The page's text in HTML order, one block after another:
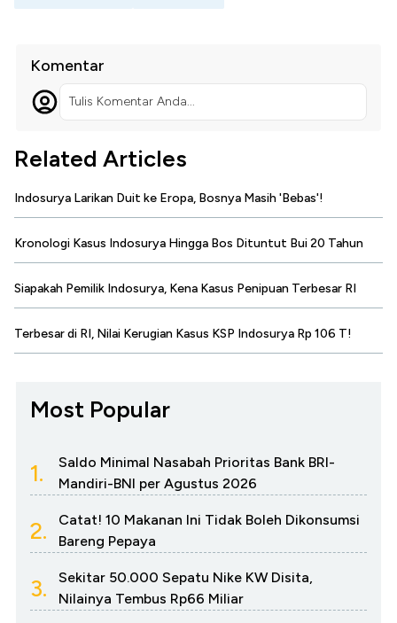
Komentar
Tulis Komentar Anda...
Related Articles
Indosurya Larikan Duit ke Eropa, Bosnya Masih 'Bebas'!
Kronologi Kasus Indosurya Hingga Bos Dituntut Bui 20 Tahun
Siapakah Pemilik Indosurya, Kena Kasus Penipuan Terbesar RI
Terbesar di RI, Nilai Kerugian Kasus KSP Indosurya Rp 106 T!
Most Popular
1.
Saldo Minimal Nasabah Prioritas Bank BRI-
Mandiri-BNI per Agustus 2026
2.
Catat! 10 Makanan Ini Tidak Boleh Dikonsumsi
Bareng Pepaya
3.
Sekitar 50.000 Sepatu Nike KW Disita,
Nilainya Tembus Rp66 Miliar